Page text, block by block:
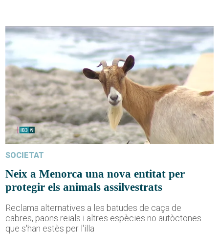
SOCIETAT
Neix a Menorca una nova entitat per
protegir els animals assilvestrats
Reclama alternatives a les batudes de caça de
cabres, paons reials i altres espècies no autòctones
que s'han estès per l'illa